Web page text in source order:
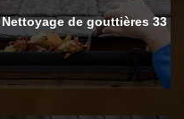
Nettoyage de gouttières 33